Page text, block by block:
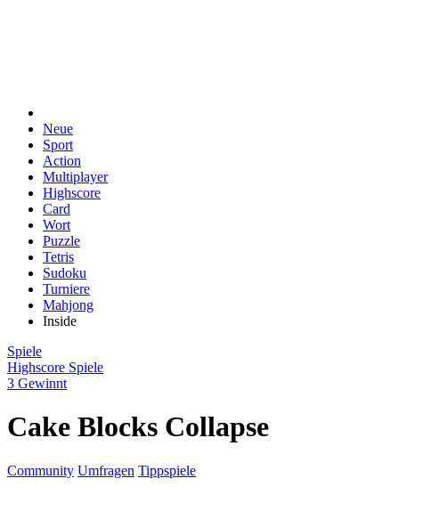
Neue
Sport
Action
Multiplayer
Highscore
Card
Wort
Puzzle
Tetris
Sudoku
Turniere
Mahjong
Inside
Spiele
Highscore Spiele
3 Gewinnt
Cake Blocks Collapse
Community Umfragen Tippspiele